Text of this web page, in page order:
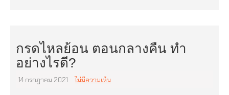
กรดไหลย้อน ตอนกลางคืน ทำ
อย่างไรดี?
14 กรกฎาคม 2021 ไม่มีความเห็น